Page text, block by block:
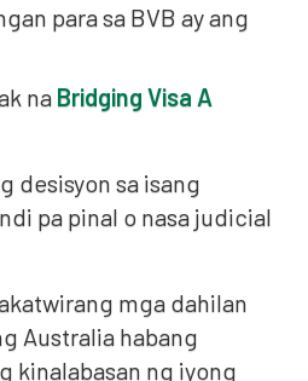
para sa BVB ay ang
na Bridging Visa A
desisyon sa isang
pa pinal o nasa judicial
mga dahilan
Australia habang
kinalabasan ng iyong